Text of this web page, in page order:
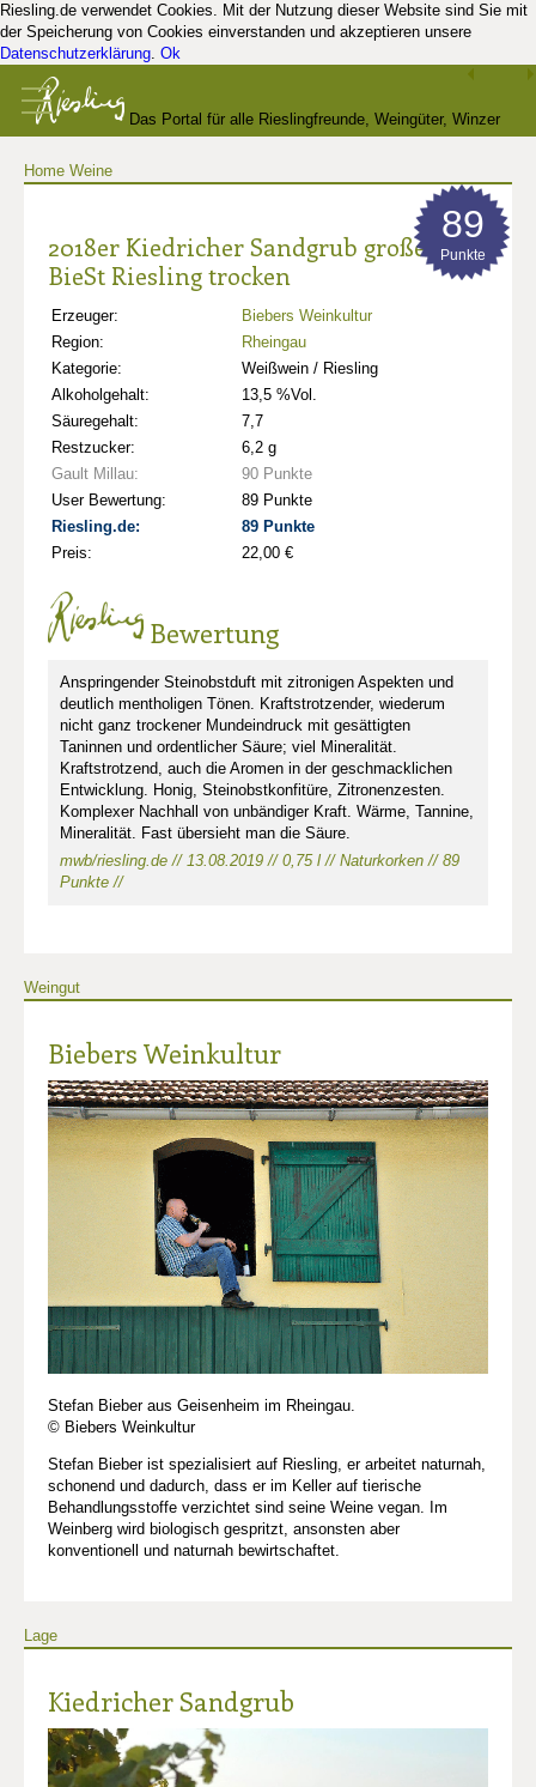
Riesling.de verwendet Cookies. Mit der Nutzung dieser Website sind Sie mit
der Speicherung von Cookies einverstanden und akzeptieren unsere
Datenschutzerklärung. Ok
Das Portal für alle Rieslingfreunde, Weingüter, Winzer
Home Weine
2018er Kiedricher Sandgrub großes
BieSt Riesling trocken
Erzeuger:
Biebers Weinkultur
Region:
Rheingau
Kategorie:
Weißwein / Riesling
Alkoholgehalt:
13,5 %Vol.
Säuregehalt:
7,7
Restzucker:
6,2 g
Gault Millau:
90 Punkte
User Bewertung:
89 Punkte
Riesling.de:
89 Punkte
Preis:
22,00 €
89
Punkte
Bewertung
Anspringender Steinobstduft mit zitronigen Aspekten und
deutlich mentholigen Tönen. Kraftstrotzender, wiederum
nicht ganz trockener Mundeindruck mit gesättigten
Taninnen und ordentlicher Säure; viel Mineralität.
Kraftstrotzend, auch die Aromen in der geschmacklichen
Entwicklung. Honig, Steinobstkonfitüre, Zitronenzesten.
Komplexer Nachhall von unbändiger Kraft. Wärme, Tannine,
Mineralität. Fast übersieht man die Säure.
mwb/riesling.de // 13.08.2019 // 0,75 l // Naturkorken // 89
Punkte //
Weingut
Biebers Weinkultur
Stefan Bieber aus Geisenheim im Rheingau.
© Biebers Weinkultur
Stefan Bieber ist spezialisiert auf Riesling, er arbeitet naturnah,
schonend und dadurch, dass er im Keller auf tierische
Behandlungsstoffe verzichtet sind seine Weine vegan. Im
Weinberg wird biologisch gespritzt, ansonsten aber
konventionell und naturnah bewirtschaftet.
Lage
Kiedricher Sandgrub